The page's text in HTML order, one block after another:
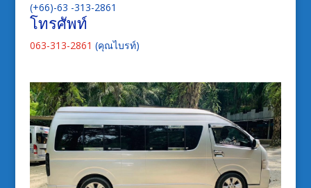
(+66)-63 -313-2861
โทรศัพท์
063-313-2861 (คุณไบรท์)